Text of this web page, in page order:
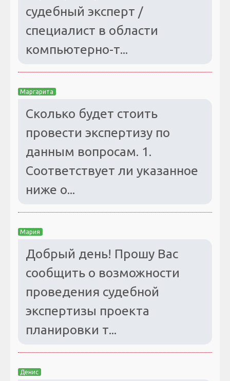
судебный эксперт /
специалист в области
компьютерно-т...
Маргарита
Сколько будет стоить
провести экспертизу по
данным вопросам. 1.
Соответствует ли указанное
ниже о...
Мария
Добрый день! Прошу Вас
сообщить о возможности
проведения судебной
экспертизы проекта
планировки т...
Денис